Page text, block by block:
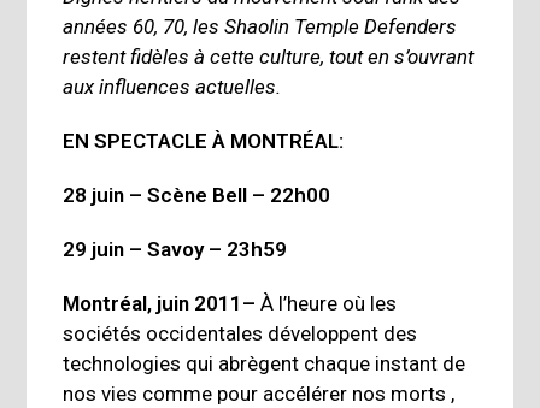
années 60, 70, lesShaolin Temple Defenders
restent fidèles à cette culture, tout en s’ouvrant
aux influences actuelles.
EN SPECTACLE À MONTRÉAL:
28 juin – Scène Bell – 22h00
29 juin – Savoy – 23h59
Montréal, juin 2011 – À l’heure où les
sociétés occidentales développent des
technologies qui abrègent chaque instant de
nos vies comme pour accélérer nos morts ,